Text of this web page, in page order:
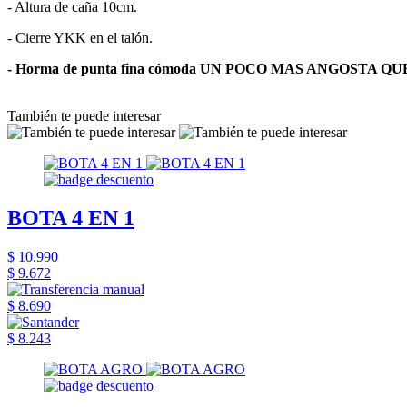
- Altura de caña 10cm.
- Cierre YKK en el talón.
- Horma de punta fina cómoda UN POCO MAS ANGOSTA
También te puede interesar
BOTA 4 EN 1
$ 10.990
$ 9.672
$ 8.690
$ 8.243